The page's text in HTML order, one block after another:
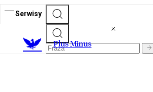
Serwisy
Plus Minus